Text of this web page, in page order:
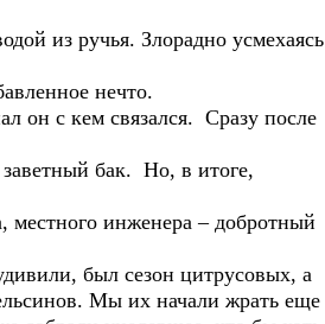
из ручья. Злорадно усмехаясь
нечто.
он с кем связался. Сразу после
бак. Но, в итоге,
инженера – добротный
был сезон цитрусовых, а
Мы их начали жрать еще